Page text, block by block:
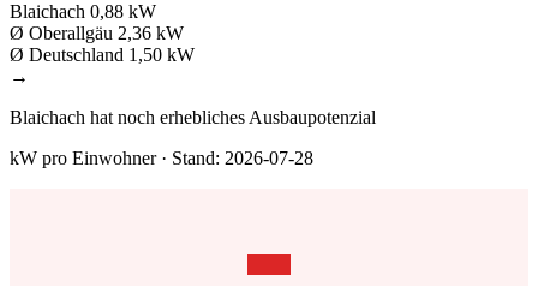
Blaichach 0,88 kW
Ø Oberallgäu 2,36 kW
Ø Deutschland 1,50 kW
→
Blaichach hat noch erhebliches Ausbaupotenzial
kW pro Einwohner · Stand: 2026-07-28